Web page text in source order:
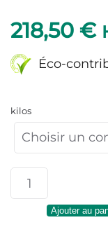
218,50 €
Éco-
kilos
quantité
de
Ajouter au